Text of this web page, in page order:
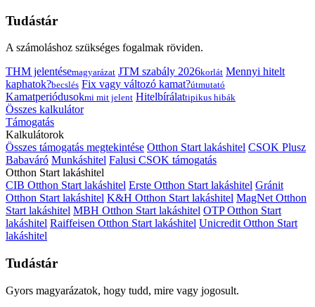
Tudástár
A számoláshoz szükséges fogalmak röviden.
THM jelentésemagyarázat JTM szabály 2026korlát Mennyi hitelt
kaphatok?becslés Fix vagy változó kamat?útmutató
Kamatperiódusokmi mit jelent Hitelbírálattipikus hibák
Összes kalkulátor
Támogatás
Kalkulátorok
Összes támogatás megtekintése Otthon Start lakáshitel CSOK Plusz
Babaváró Munkáshitel Falusi CSOK támogatás
Otthon Start lakáshitel
CIB Otthon Start lakáshitel Erste Otthon Start lakáshitel Gránit
Otthon Start lakáshitel K&H Otthon Start lakáshitel MagNet Otthon
Start lakáshitel MBH Otthon Start lakáshitel OTP Otthon Start
lakáshitel Raiffeisen Otthon Start lakáshitel Unicredit Otthon Start
lakáshitel
Tudástár
Gyors magyarázatok, hogy tudd, mire vagy jogosult.